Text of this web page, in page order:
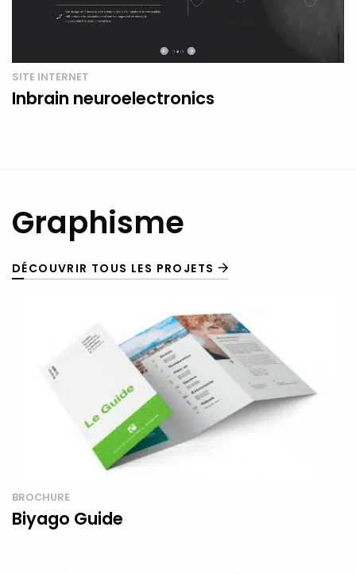
SITE INTERNET
Inbrain neuroelectronics
Graphisme
DÉCOUVRIR TOUS LES PROJETS
BROCHURE
Biyago Guide